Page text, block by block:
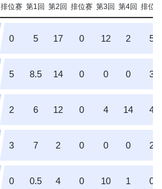
排位赛 第1回 第2回 排位赛 第3回 第4回 排位赛
0 5 17 0 12 2 5
5 8.5 14 0 0 0 3
2 6 12 0 4 14 4
3 7 2 0 0 0 2
0 0.5 4 0 10 1 0